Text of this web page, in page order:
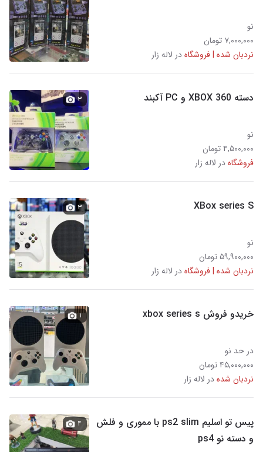
نو
۷,۰۰۰,۰۰۰ تومان
نردبان شده | فروشگاهدر لاله زار
دسته XBOX 360 و PC آکبند
نو
۴,۵۰۰,۰۰۰ تومان
فروشگاهدر لاله زار
۳
XBox series S
نو
۵۹,۹۰۰,۰۰۰ تومان
نردبان شده | فروشگاهدر لاله زار
۳
خریدو فروش xbox series s
در حد نو
۴۵,۰۰۰,۰۰۰ تومان
نردبان شدهدر لاله زار
۱
پیس تو اسلیم ps2 slim با مموری و فلش
و دسته نو ps4
۴